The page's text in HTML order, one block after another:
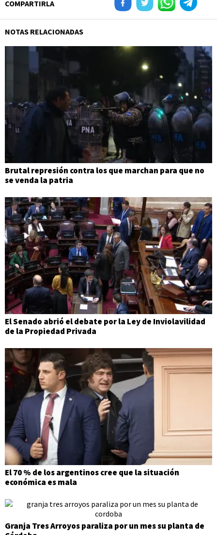
COMPARTIRLA
NOTAS RELACIONADAS
Brutal represión contra los que marchan para que no
se venda la patria
El Senado abrió el debate por la Ley de Inviolavilidad
de la Propiedad Privada
El 70 % de los argentinos cree que la situación
económica es mala
Granja Tres Arroyos paraliza por un mes su planta de